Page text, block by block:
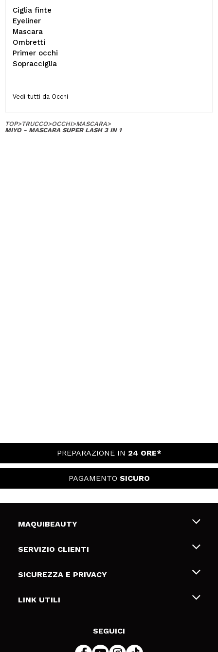
Ciglia finte
Eyeliner
Mascara
Ombretti
Primer occhi
Sopracciglia
Vedi tutti da Occhi
TOP>TRUCCO>OCCHI>MASCARA>
MIYO - MASCARA SUPER LASH 3 IN 1
PREPARAZIONE IN 24 ORE*
PAGAMENTO SICURO
MAQUIBEAUTY
Chi siamo
Gift Cards
SERVIZIO CLIENTI
Spedizioni & Resi
Metodi di pagamamento
SICUREZZA E PRIVACY
Termini e condizioni
LINK UTILI
SEGUICI